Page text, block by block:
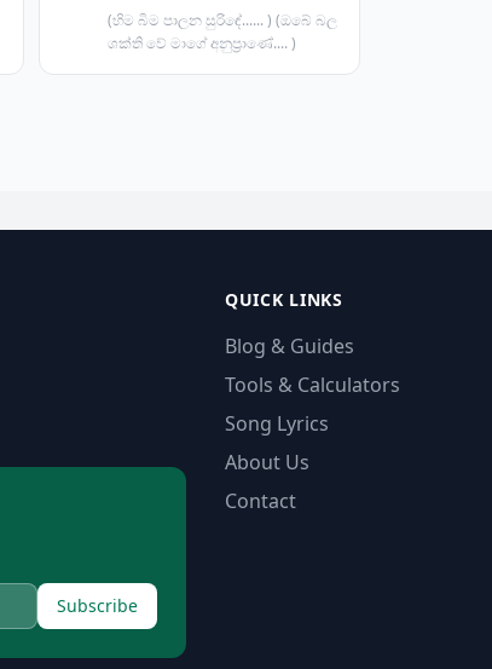
(හිම බිම පාලන සුරිඳේ...... ) (ඔබේ බල
ශක්ති වේ මාගේ අනුප්‍රාණේ.... )
Subscribe
QUICK LINKS
Blog & Guides
Tools & Calculators
Song Lyrics
About Us
Contact